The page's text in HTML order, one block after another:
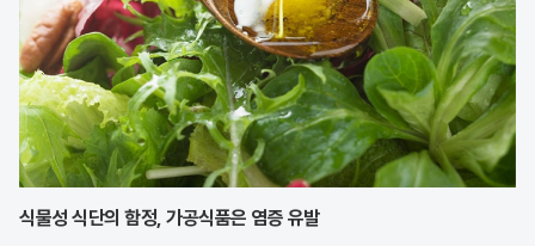
식물성 식단의 함정, 가공식품은 염증 유발